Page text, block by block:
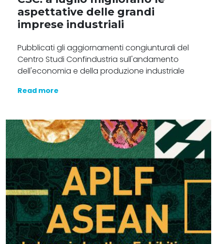
aspettative delle grandi
imprese industriali
Pubblicati gli aggiornamenti congiunturali del
Centro Studi Confindustria sull'andamento
dell'economia e della produzione industriale
Read more